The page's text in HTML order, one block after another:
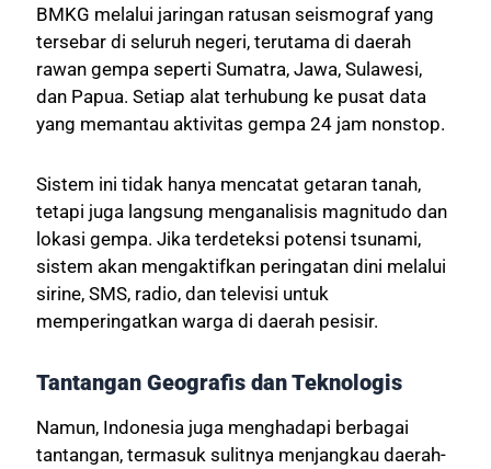
BMKG melalui jaringan ratusan seismograf yang
tersebar di seluruh negeri, terutama di daerah
rawan gempa seperti Sumatra, Jawa, Sulawesi,
dan Papua. Setiap alat terhubung ke pusat data
yang memantau aktivitas gempa 24 jam nonstop.
Sistem ini tidak hanya mencatat getaran tanah,
tetapi juga langsung menganalisis magnitudo dan
lokasi gempa. Jika terdeteksi potensi tsunami,
sistem akan mengaktifkan peringatan dini melalui
sirine, SMS, radio, dan televisi untuk
memperingatkan warga di daerah pesisir.
Tantangan Geografis dan Teknologis
Namun, Indonesia juga menghadapi berbagai
tantangan, termasuk sulitnya menjangkau daerah-